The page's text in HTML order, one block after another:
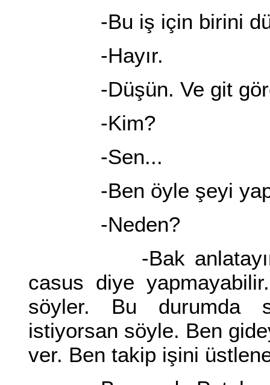
-Bu iş için birini
-Hayır.
-Düşün. Ve git
-Kim?
-Sen...
-Ben öyle şeyi
-Neden?
-Bak anlatayım.
casus diye
söyler. Bu durumda
istiyorsan söyle. Ben
ver. Ben takip işini